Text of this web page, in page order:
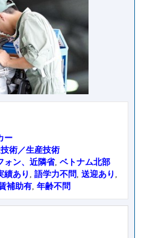
ー
術／生産技術
ォン、近隣省, ベトナム北部
績あり 語学力不問 送迎あり
補助有 年齢不問